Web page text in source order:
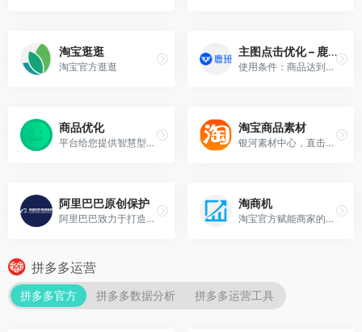
淘宝逛逛
淘宝官方逛逛
主图点击优化 – 鹿班
使用条件：商品达到一定曝光量，会进入我们的搜索场景—主图测图专属商品池，入池后才能进行测图
商品优化
平台给您提供智慧型优化工具，对您的商品信息作出优化推荐~
淘宝商品素材
银河素材中心，直击流量的大门！非常重要！
阿里巴巴原创保护
阿里巴巴致力于打造健康而富有能量的原创发展平台，释放每一位原创商家的极致创造力
淘商机
淘宝官方赋能商家的产品工具，依托于九大算法模型，可按需挖掘你想要的蓝海市场
拼多多运营
拼多多官方 拼多多数据分析 拼多多运营工具